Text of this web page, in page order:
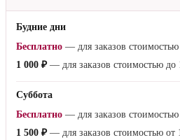
Будние дни
Бесплатно — для заказов стоимостью
1 000 ₽— для заказов стоимостью до
Суббота
Бесплатно — для заказов стоимостью
1 500 ₽— для заказов стоимостью от